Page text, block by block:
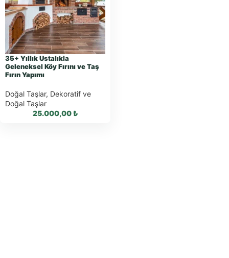
35+ Yıllık Ustalıkla
Geleneksel Köy Fırını ve Taş
Fırın Yapımı
Doğal Taşlar, Dekoratif ve
Doğal Taşlar
25.000,00₺